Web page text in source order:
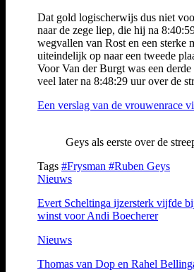
Dat gold logischerwijs dus niet
naar de zege liep, die hij na
wegvallen van Rost en een sterke
uiteindelijk op naar een tweede
Voor Van der Burgt was een
veel later na 8:48:29 uur over de
Een verslag van de vrouwenrace
Geys als eerste over de
Tags #Frysman #Ruben Geys
Nieuws
Evert Scheltinga ijzersterk vijfde
winst voor Andi Boecherer
Nieuws
Thomas van Dop en Rahel